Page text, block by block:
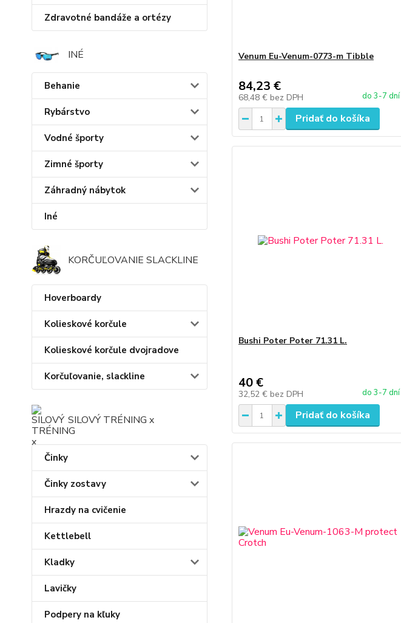
Zdravotné bandáže a ortézy
INÉ
Behanie
Rybárstvo
Vodné športy
Zimné športy
Záhradný nábytok
Iné
KORČUĽOVANIE SLACKLINE
Hoverboardy
Kolieskové korčule
Kolieskové korčule dvojradove
Korčuľovanie, slackline
SILOVÝ TRÉNING x
Činky
Činky zostavy
Hrazdy na cvičenie
Kettlebell
Kladky
Lavičky
Podpery na kľuky
Venum Eu-Venum-0773-m Tibble
84,23 €
68,48 € bez DPH do 3-7 dní
Pridať do košíka
Bushi Poter Poter 71.31 L.
40 €
32,52 € bez DPH do 3-7 dní
Pridať do košíka